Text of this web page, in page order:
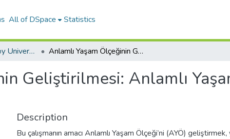
All of DSpace Statistics
Mehmet Akif Ersoy University Journal of Education Faculty Anlamlı Yaşam Ölçeğinin Geliştirilmesi: Anlamlı Yaşama İlişkin Kısa ve Etkili Bir Ölçme Aracı
Geliştirilmesi: Anlamlı
Description
Bu çalışmanın amacı Anlamlı Yaşam Ölçeği’ni (AYÖ)